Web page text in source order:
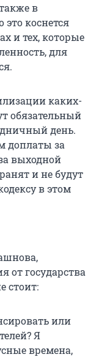
в
коснется
и тех, которые
для
каких-
обязательный
день.
доплаты за
выходной
и не будут
в этом
от государства
стоит:
или
Я
времена,